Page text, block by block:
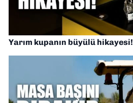
Yarım kupanın büyülü hikayesi!